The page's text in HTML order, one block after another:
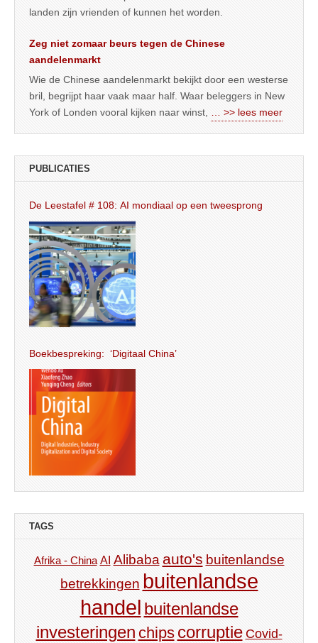
landen zijn vrienden of kunnen het worden.
Zeg niet zomaar beurs tegen de Chinese
aandelenmarkt
Wie de Chinese aandelenmarkt bekijkt door een westerse
bril, begrijpt haar vaak maar half. Waar beleggers in New
York of Londen vooral kijken naar winst, … >> lees meer
PUBLICATIES
De Leestafel # 108: AI mondiaal op een tweesprong
Boekbespreking: ‘Digitaal China’
TAGS
Afrika - China AI Alibaba auto's buitenlandse
betrekkingen buitenlandse
handel buitenlandse
investeringen chips corruptie Covid-